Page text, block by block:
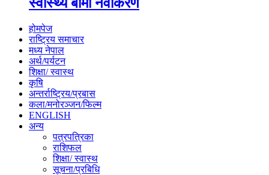
होमपेज
राष्ट्रिय समाचार
मध्य नेपाल
अर्थ/पर्यटन
शिक्षा/ स्वास्थ
कृषि
अन्तर्राष्ट्रिय/प्रबास
कला/मनोरञ्जन/फिल्म
ENGLISH
अन्य
पत्रपत्रिका
राशिफल
शिक्षा/ स्वास्थ
सूचना/प्रबिधि